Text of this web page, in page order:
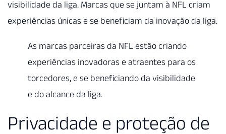
visibilidade da liga. Marcas que se juntam à NFL criam
experiências únicas e se beneficiam da inovação da liga.
As marcas parceiras da NFL estão criando
experiências inovadoras e atraentes para os
torcedores, e se beneficiando da visibilidade
e do alcance da liga.
Privacidade e proteção de